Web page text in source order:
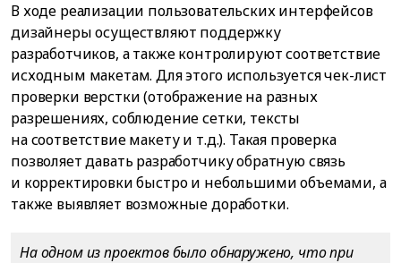
В ходе реализации пользовательских интерфейсов
дизайнеры осуществляют поддержку
разработчиков, а также контролируют соответствие
исходным макетам. Для этого используется чек-лист
проверки верстки (отображение на разных
разрешениях, соблюдение сетки, тексты
на соответствие макету и т.д.). Такая проверка
позволяет давать разработчику обратную связь
и корректировки быстро и небольшими объемами, а
также выявляет возможные доработки.
На одном из проектов было обнаружено, что при